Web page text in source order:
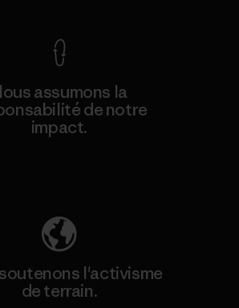
assumons la
de notre
impact.
l'activisme
de terrain.